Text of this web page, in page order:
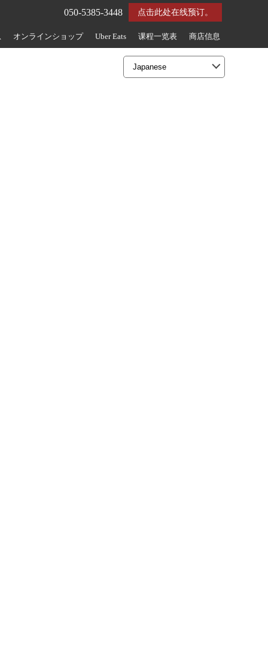
点击此处在线预订。
050-5385-3448
オンラインショップ Uber Eats 课程一览表 商店信息